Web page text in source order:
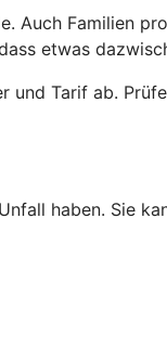
Auch Familien
etwas
Tarif ab.
haben. Sie